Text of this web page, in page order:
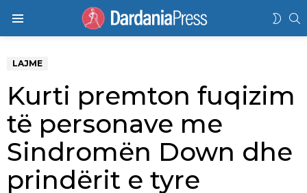
LAJME
Kurti premton fuqizim
të personave me
Sindromën Down dhe
prindërit e tyre